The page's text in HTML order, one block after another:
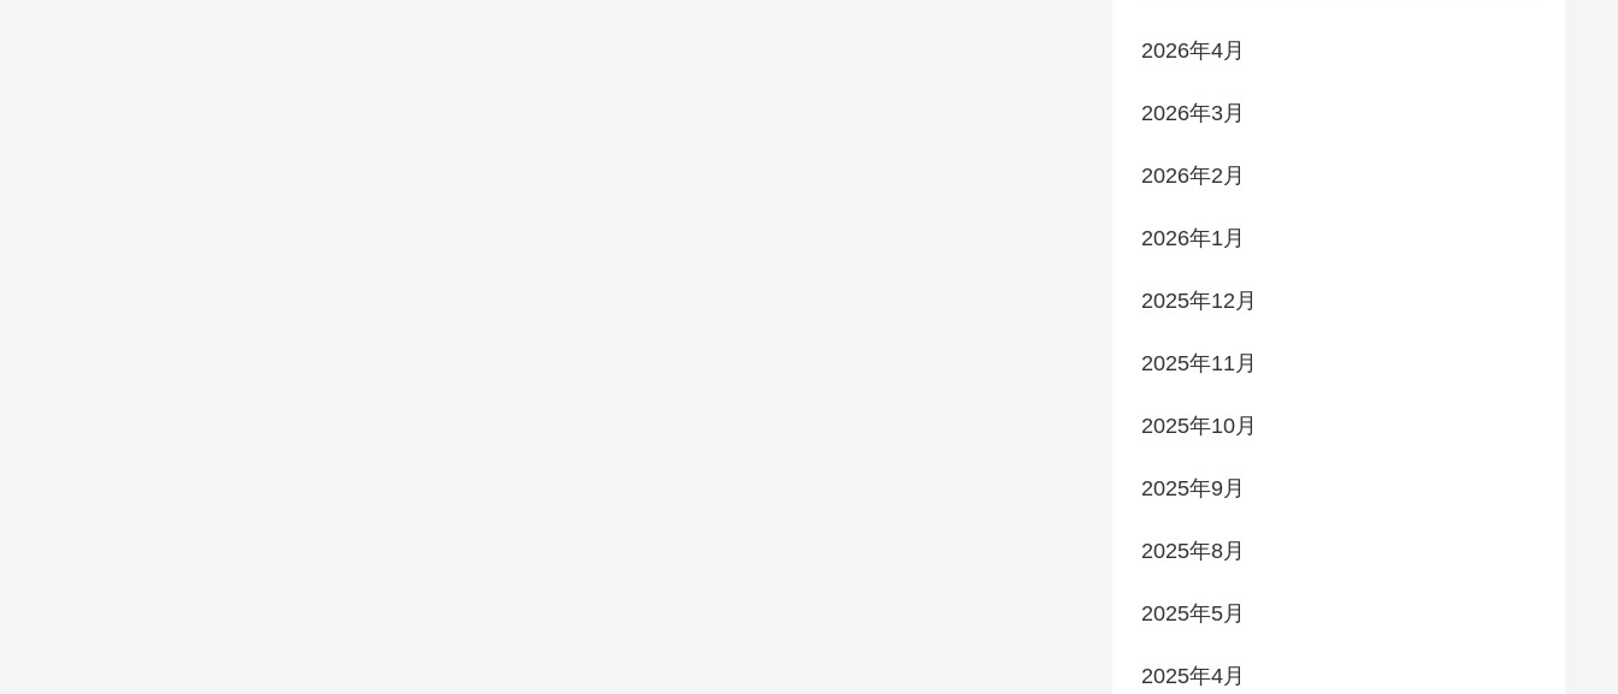
2026年4月
2026年3月
2026年2月
2026年1月
2025年12月
2025年11月
2025年10月
2025年9月
2025年8月
2025年5月
2025年4月